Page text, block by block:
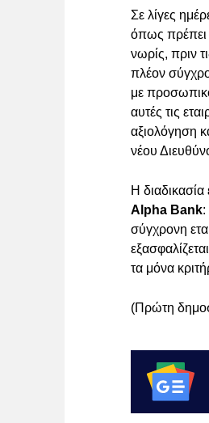
Σε λίγες
όπως πρέπει
νωρίς, πριν
πλέον
με
αυτές τις
αξιολόγηση
νέου
Η
Alpha Bank:
σύγχρονη
τα μόνα
(Πρώτη